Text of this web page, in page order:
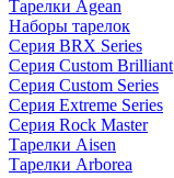
Тарелки Agean
Наборы тарелок
Серия BRX Series
Серия Custom Brilliant
Серия Custom Series
Серия Extreme Series
Серия Rock Master
Тарелки Aisen
Тарелки Arborea